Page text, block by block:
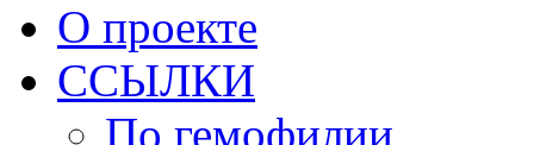
О проекте
ССЫЛКИ
По гемофилии